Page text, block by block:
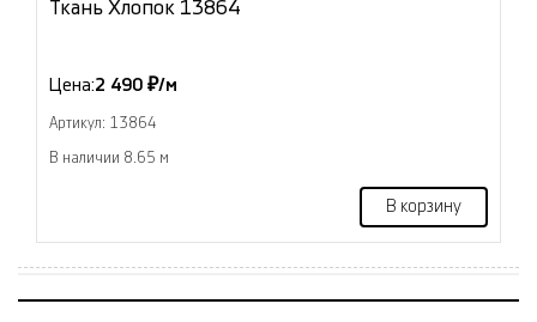
Ткань Хлопок 13864
Цена:2 490 ₽/м
Артикул: 13864
В наличии 8.65 м
В корзину